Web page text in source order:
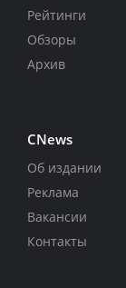
Рейтинги
Обзоры
Архив
CNews
Об издании
Реклама
Вакансии
Контакты